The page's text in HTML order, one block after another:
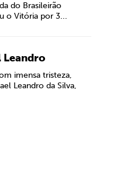
do Brasileirão
o Vitória por 3...
Leandro
imensa tristeza,
Leandro da Silva,